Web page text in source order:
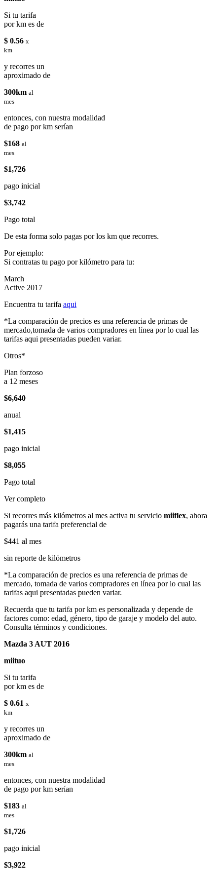
Si tu tarifa
por km es de
$ 0.56 x
km
y recorres un
aproximado de
300km al
mes
entonces, con nuestra modalidad
de pago por km serían
$168 al
mes
$1,726
pago inicial
$3,742
Pago total
De esta forma solo pagas por los km que recorres.
Por ejemplo:
Si contratas tu pago por kilómetro para tu:
March
Active 2017
Encuentra tu tarifa aqui
*La comparación de precios es una referencia de primas de
mercado,tomada de varios compradores en línea por lo cual las
tarifas aqui presentadas pueden variar.
Otros*
Plan forzoso
a 12 meses
$6,640
anual
$1,415
pago inicial
$8,055
Pago total
Ver completo
Si recorres más kilómetros al mes activa tu servicio miiflex, ahora
pagarás una tarifa preferencial de
$441 al mes
sin reporte de kilómetros
*La comparación de precios es una referencia de primas de
mercado, tomada de varios compradores en línea por lo cual las
tarifas aqui presentadas pueden variar.
Recuerda que tu tarifa por km es personalizada y depende de
factores como: edad, género, tipo de garaje y modelo del auto.
Consulta términos y condiciones.
Mazda 3 AUT 2016
miituo
Si tu tarifa
por km es de
$ 0.61 x
km
y recorres un
aproximado de
300km al
mes
entonces, con nuestra modalidad
de pago por km serían
$183 al
mes
$1,726
pago inicial
$3,922